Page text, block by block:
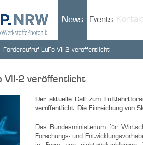
News Events
Förderaufruf LuFo VII-2 veröffentlicht
VII-2 veröffentlicht
Der aktuelle Call zum
veröffentlicht. Die Einreichung von
Das Bundesministerium für
Forschungs- und